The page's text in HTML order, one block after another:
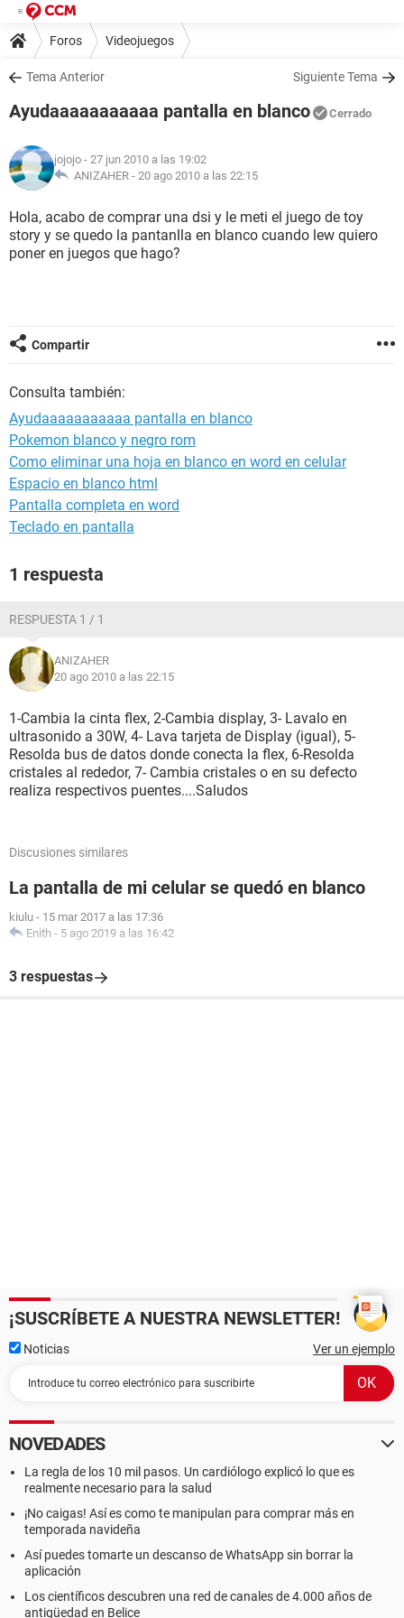
Foros Videojuegos
Tema Anterior Siguiente Tema
Ayudaaaaaaaaaaa pantalla en blanco Cerrado
jojojo - 27 jun 2010 a las 19:02
ANIZAHER - 20 ago 2010 a las 22:15
Hola, acabo de comprar una dsi y le meti el juego de toy
story y se quedo la pantanlla en blanco cuando lew quiero
poner en juegos que hago?
Compartir
Consulta también:
Ayudaaaaaaaaaaa pantalla en blanco
Pokemon blanco y negro rom
Como eliminar una hoja en blanco en word en celular
Espacio en blanco html
Pantalla completa en word
Teclado en pantalla
1 respuesta
RESPUESTA 1 / 1
ANIZAHER
20 ago 2010 a las 22:15
1-Cambia la cinta flex, 2-Cambia display, 3- Lavalo en
ultrasonido a 30W, 4- Lava tarjeta de Display (igual), 5-
Resolda bus de datos donde conecta la flex, 6-Resolda
cristales al rededor, 7- Cambia cristales o en su defecto
realiza respectivos puentes....Saludos
Discusiones similares
La pantalla de mi celular se quedó en blanco
kiulu - 15 mar 2017 a las 17:36
Enith - 5 ago 2019 a las 16:42
3 respuestas
¡SUSCRÍBETE A NUESTRA NEWSLETTER!
Noticias Ver un ejemplo
NOVEDADES
La regla de los 10 mil pasos. Un cardiólogo explicó lo que es
realmente necesario para la salud
¡No caigas! Así es como te manipulan para comprar más en
temporada navideña
Así puedes tomarte un descanso de WhatsApp sin borrar la
aplicación
Los científicos descubren una red de canales de 4.000 años de
antigüedad en Belice